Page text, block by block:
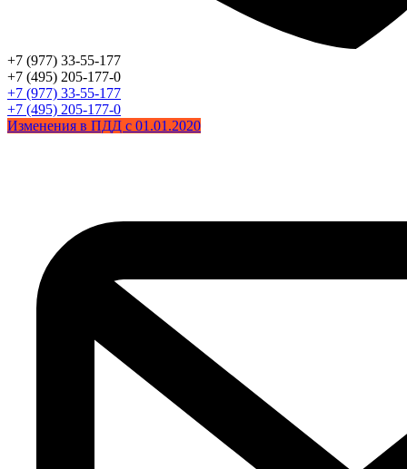
+7 (977) 33-55-177
+7 (495) 205-177-0
+7 (977) 33-55-177
+7 (495) 205-177-0
Изменения в ПДД с 01.01.2020